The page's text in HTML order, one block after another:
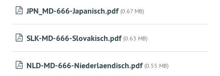
JPN_MD-666-Japanisch.pdf (0.67 MB)
SLK-MD-666-Slovakisch.pdf (0.63 MB)
NLD-MD-666-Niederlaendisch.pdf (0.55 MB)